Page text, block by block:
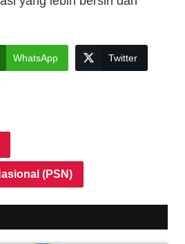
WhatsApp Twitter
(PSN)